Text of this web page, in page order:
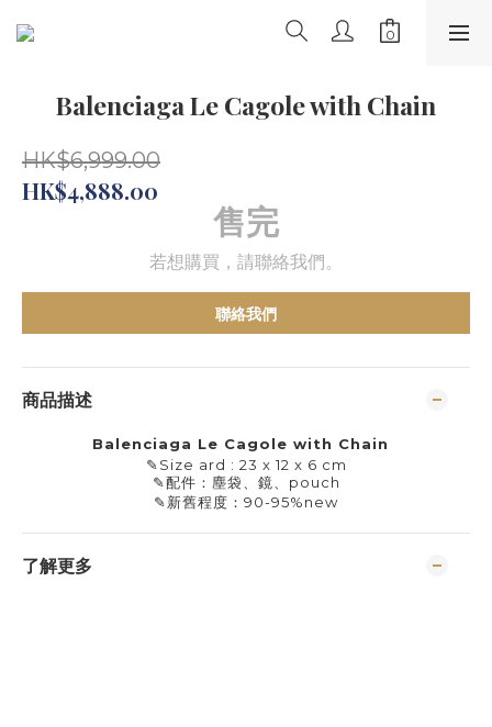
Balenciaga Le Cagole with Chain
HK$6,999.00
HK$4,888.00
售完
若想購買，請聯絡我們。
聯絡我們
商品描述
Balenciaga Le Cagole with Chain
✎Size ard : 23 x 12 x 6 cm
✎配件：塵袋、鏡、pouch
✎新舊程度： 90-95%new
了解更多